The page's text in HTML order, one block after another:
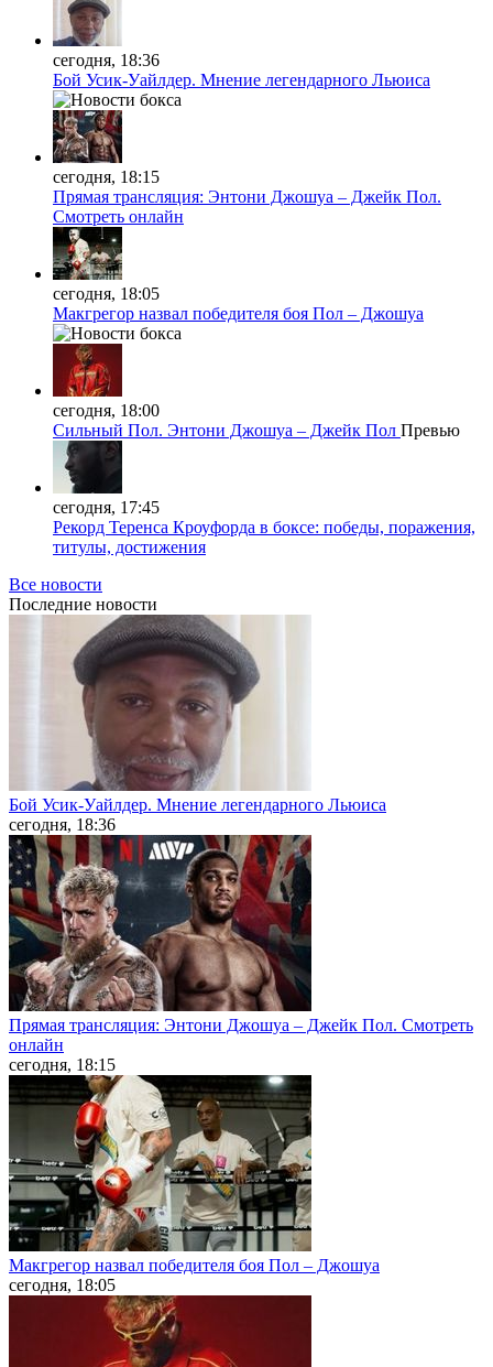
сегодня, 18:36
Бой Усик-Уайлдер. Мнение легендарного Льюиса
сегодня, 18:15
Прямая трансляция: Энтони Джошуа – Джейк Пол.
Смотреть онлайн
сегодня, 18:05
Макгрегор назвал победителя боя Пол – Джошуа
сегодня, 18:00
Сильный Пол. Энтони Джошуа – Джейк Пол Превью
сегодня, 17:45
Рекорд Теренса Кроуфорда в боксе: победы, поражения,
титулы, достижения
Все новости
Последние новости
Бой Усик-Уайлдер. Мнение легендарного Льюиса
сегодня, 18:36
Прямая трансляция: Энтони Джошуа – Джейк Пол. Смотреть
онлайн
сегодня, 18:15
Макгрегор назвал победителя боя Пол – Джошуа
сегодня, 18:05